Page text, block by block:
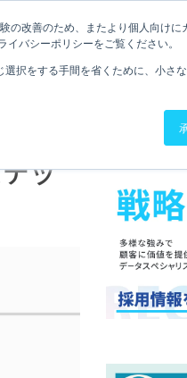
改善のため、またより個人向け
バシーポリシーをご覧ください。
択をする手間を省くために、小さ
レッジ セミナー QLIK
ッ